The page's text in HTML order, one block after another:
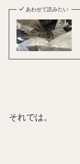
あわせて読みたい
それでは。